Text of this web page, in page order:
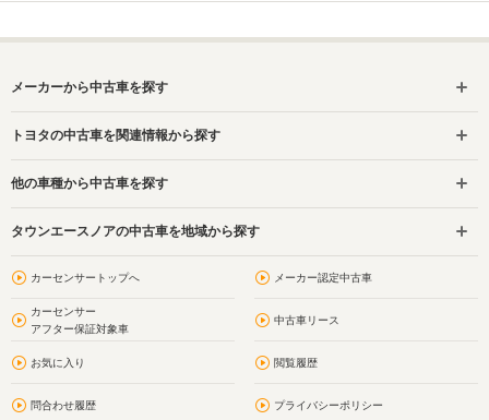
メーカーから中古車を探す
トヨタの中古車を関連情報から探す
他の車種から中古車を探す
タウンエースノアの中古車を地域から探す
カーセンサートップへ メーカー認定中古車
カーセンサー
アフター保証対象車
中古車リース
お気に入り 閲覧履歴
問合わせ履歴 プライバシーポリシー